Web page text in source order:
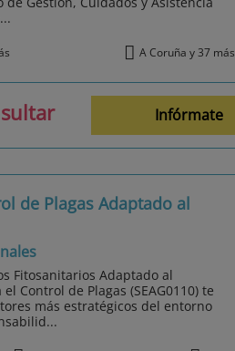
A Coruña y 37 más
Infórmate
de Plagas Adaptado al
Fitosanitarios Adaptado al
Control de Plagas (SEAG0110) te
más estratégicos del entorno